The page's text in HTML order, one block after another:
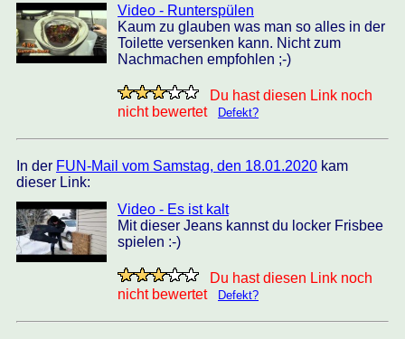
Video - Runterspülen
Kaum zu glauben was man so alles in der
Toilette versenken kann. Nicht zum
Nachmachen empfohlen ;-)
Du hast diesen Link noch
nicht bewertet
Defekt?
In der FUN-Mail vom Samstag, den 18.01.2020 kam
dieser Link:
Video - Es ist kalt
Mit dieser Jeans kannst du locker Frisbee
spielen :-)
Du hast diesen Link noch
nicht bewertet
Defekt?